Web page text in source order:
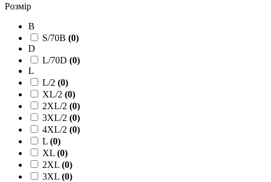
Розмір
B
S/70B (0)
D
L/70D (0)
L
L/2 (0)
XL/2 (0)
2XL/2 (0)
3XL/2 (0)
4XL/2 (0)
L (0)
XL (0)
2XL (0)
3XL (0)